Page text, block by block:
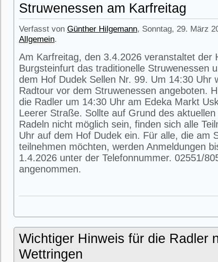
Struwenessen am Karfreitag
Verfasst von Günther Hilgemann, Sonntag, 29. März
Allgemein.
Am Karfreitag, den 3.4.2026 veranstaltet der
Burgsteinfurt das traditionelle Struwenessen
dem Hof Dudek Sellen Nr. 99. Um 14:30 Uhr
Radtour vor dem Struwenessen angeboten.
die Radler um 14:30 Uhr am Edeka Markt
Leerer Straße. Sollte auf Grund des
Radeln nicht möglich sein, finden sich alle
Uhr auf dem Hof Dudek ein. Für alle, die am
teilnehmen möchten, werden Anmeldungen
1.4.2026 unter der Telefonnummer. 02551/
angenommen.
Wichtiger Hinweis für die Radler
Wettringen